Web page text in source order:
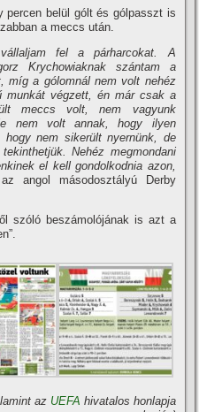
percen belül gólt és gólpasszt is
a meccs után.
fel a párharcokat. A
Krychowiaknak szántam a
míg a gólomnál nem volt nehéz
munkát végzett, én már csak a
meccs volt, nem vagyunk
nem volt annak, hogy ilyen
hogy nem sikerült nyernünk, de
Nehéz megmondani
el kell gondolkodnia azon,
angol másodosztályú Derby
szóló beszámolójának is azt a
az UEFA hivatalos honlapja